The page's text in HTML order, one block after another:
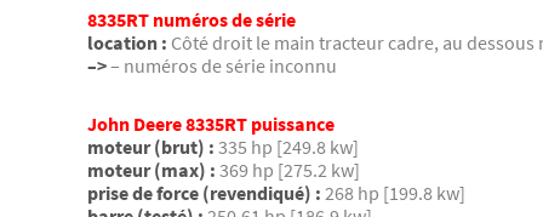
8335RT numéros de série
location : Côté droit le main tracteur cadre, au dessous
–>– numéros de série inconnu
John Deere 8335RT puissance
moteur (brut) : 335 hp [249.8 kw]
moteur (max) : 369 hp [275.2 kw]
prise de force (revendiqué) : 268 hp [199.8 kw]